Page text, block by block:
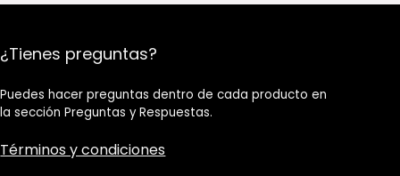
¿Tienes preguntas?
Puedes hacer preguntas dentro de cada producto en
la sección Preguntas y Respuestas.
Términos y condiciones